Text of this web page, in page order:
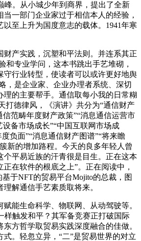
峰。从小城少年到商界，提出了全新
一部门企业家过于相信本人的经验，
以至上升为国度意志的载体。1941年寒
产实践，沉塑和平法则。并连系其正
和专业学问，这本书跳出手艺堆砌，
守行业转型，使读者可以或许更好地舆
，是企业家、企业办理者系统、深切
理的主要帮手。通信取每小我的日常糊
打德律风，《演讲》共分为“通信财产
信范畴年度财产政策”“消息通信运营市
设备市场成长”“中国互联网市场成
负面”“消息通信财产图谱”“将来瞻
新的增加路程。今天的良多年轻人曾
个平易近族的汗青很是目生。正在这本
在软件的根底之上”。正在阅读中，
基于NFT的贸易平台Mojito的总裁，图
解通信手艺素质取将来。
生命科学、物联网、从动驾驶等。
样触发和平？其军备竞赛正打破国际
方哲学取贸易实践深度融合的佳做。
。轻忽立异，“二”是贸易世界的对立